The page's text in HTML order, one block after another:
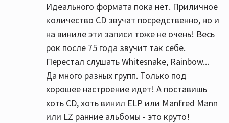
Видимо каждому своё, мне лично нравится
эти процессы )
Собственно и с СД все не так идеально, у
меня есть куча компактов которые ужасно
звучат.
чтобы не покупать винил из Чехии надо
было пройти определенный путь
Идеального формата пока нет. Приличное
количество CD звучат посредственно, но и
на виниле эти записи тоже не очень! Весь
рок после 75 года звучит так себе.
Перестал слушать Whitesnake, Rainbow...
Да много разных групп. Только под
хорошее настроение идет! А поставишь
хоть CD, хоть винил ELP или Manfred Mann
или LZ ранние альбомы - это круто!